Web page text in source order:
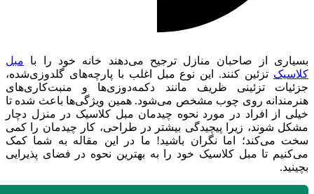
بسیاری از صاحبان منازل ترجیح می‌دهند خانه خود را با مبل
کلاسیک تزئین کنند. این نوع مبل اغلب با پارچه‌های گلدوزی‌شده،
جزئیات تزئینی ظریف مانند دکمه‌دوزی‌ها و منبت‌کاری‌های
هنرمندانه روی چوب مشخص می‌شود. همین ویژگی‌ها باعث شده تا
خیلی از افراد در مورد نحوه چیدمان مبل کلاسیک در منزل دچار
مشکل شوند، زیرا پیچیدگی بیشتر در طراحی، کار چیدمان را کمی
سخت می‌کند؛ اما نگران باشید! ما در این مقاله به شما کمک
می‌کنیم تا مبل کلاسیک خود را به بهترین نحوه در فضای پذیرایی
بچینید.